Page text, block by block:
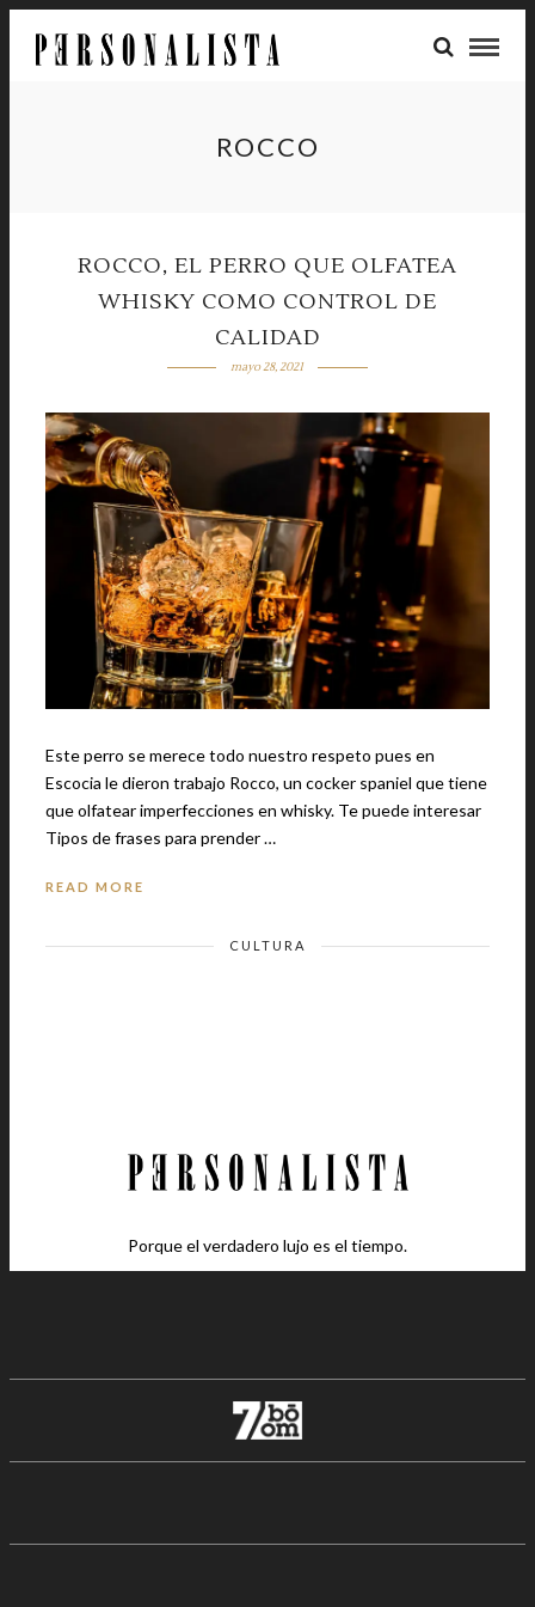
ROCCO
ROCCO, EL PERRO QUE OLFATEA
WHISKY COMO CONTROL DE
CALIDAD
mayo 28, 2021
Este perro se merece todo nuestro respeto pues en
Escocia le dieron trabajo Rocco, un cocker spaniel que tiene
que olfatear imperfecciones en whisky. Te puede interesar
Tipos de frases para prender …
READ MORE
CULTURA
Porque el verdadero lujo es el tiempo.